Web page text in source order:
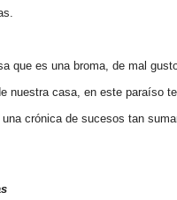
que es una broma, de mal
nuestra casa, en este paraíso
crónica de sucesos tan